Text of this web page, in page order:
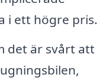
i ett högre pris.
det är svårt att